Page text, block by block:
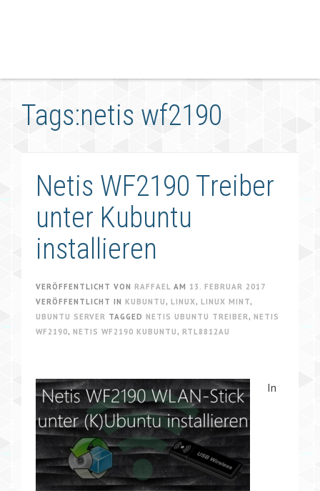
Tags:netis wf2190
Netis WF2190 Treiber
unter Kubuntu
installieren
VERÖFFENTLICHT VON RAFFAEL AM 13. FEBRUAR 2017
VERÖFFENTLICHT IN KUBUNTU , LINUX, LINUX MINT,
UBUNTU SERVER TAGGED NETIS UBUNTU TREIBER, NETIS
WF2190, NETIS WF2190 KUBUNTU , RTL8812AU
In